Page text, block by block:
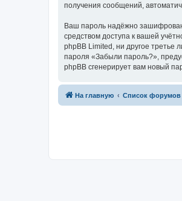
получения сообщений,
Ваш пароль надёжно зашифрован
средством доступа к вашей
phpBB Limited, ни другое третье
пароля «Забыли пароль?»,
phpBB сгенерирует вам новый
На главную Список форумов